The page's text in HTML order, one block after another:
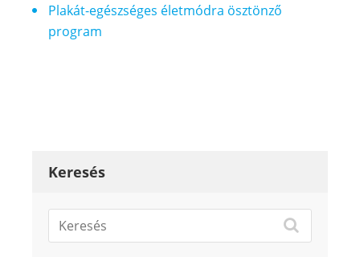
Plakát-egészséges életmódra ösztönző
program
Keresés